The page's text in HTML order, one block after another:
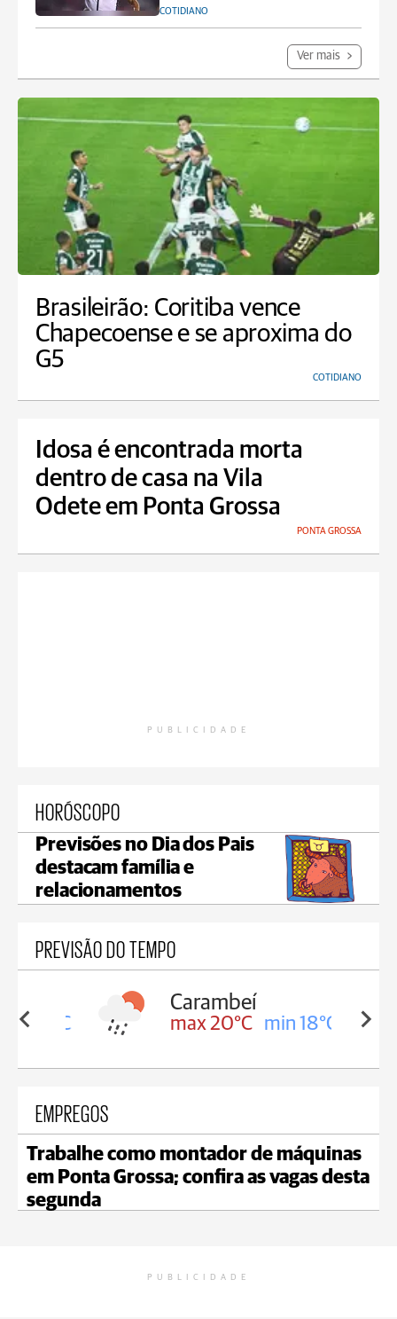
COTIDIANO
Ver mais
Brasileirão: Coritiba vence
Chapecoense e se aproxima do
G5
COTIDIANO
Idosa é encontrada morta
dentro de casa na Vila
Odete em Ponta Grossa
PONTA GROSSA
PUBLICIDADE
HORÓSCOPO
Previsões no Dia dos Pais
destacam família e
relacionamentos
PREVISÃO DO TEMPO
18°C
Carambeí
max 20°C min 18°C
EMPREGOS
Trabalhe como montador de máquinas
em Ponta Grossa; confira as vagas desta
segunda
PUBLICIDADE